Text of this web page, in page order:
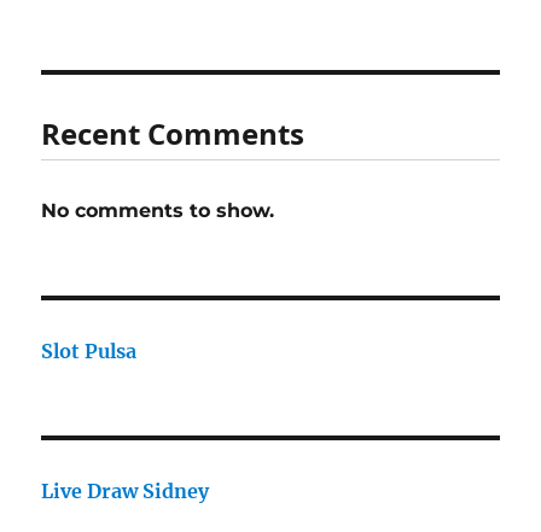
Recent Comments
No comments to show.
Slot Pulsa
Live Draw Sidney